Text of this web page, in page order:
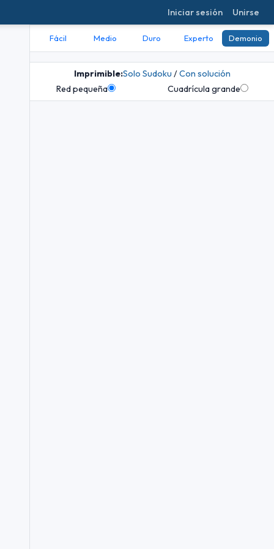
Iniciar sesión Unirse
Fácil Medio Duro Experto Demonio
Imprimible:Solo Sudoku /Con solución
Red pequeña
Cuadrícula grande